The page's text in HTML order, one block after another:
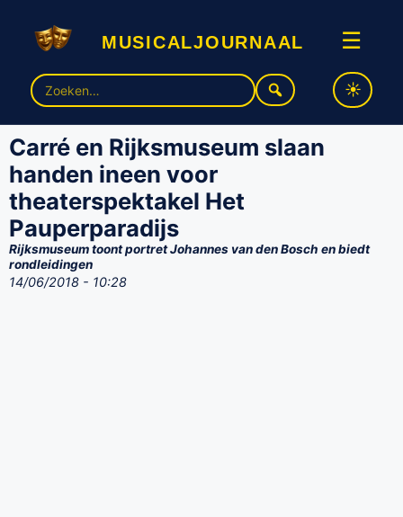
musicaljournaal ☰
Zoek
naar:
Carré en Rijksmuseum slaan
handen ineen voor
theaterspektakel Het
Pauperparadijs
Rijksmuseum toont portret Johannes van den Bosch en biedt
rondleidingen
14/06/2018 - 10:28